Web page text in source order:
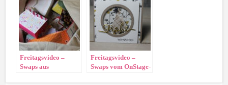
Freitagsvideo –
Swaps aus
Freitagsvideo –
Swaps vom OnStage-